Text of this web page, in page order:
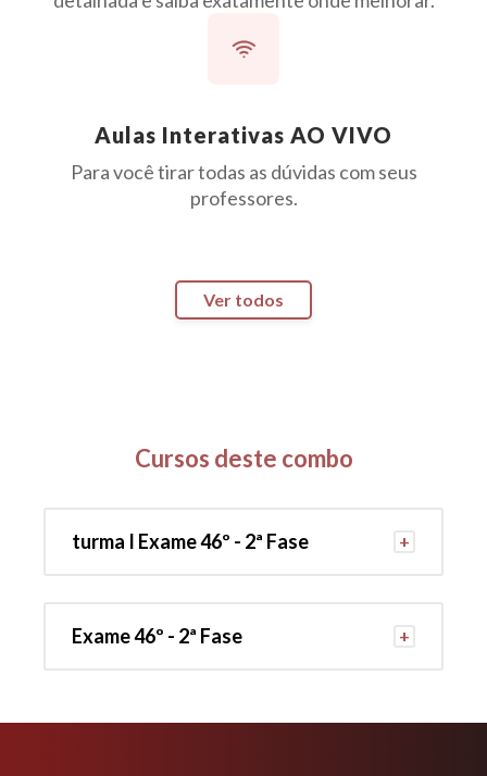
Aulas Interativas AO VIVO
Para você tirar todas as dúvidas com seus
professores.
Ver todos
Cursos deste combo
turma I Exame 46º - 2ª Fase
Exame 46º - 2ª Fase